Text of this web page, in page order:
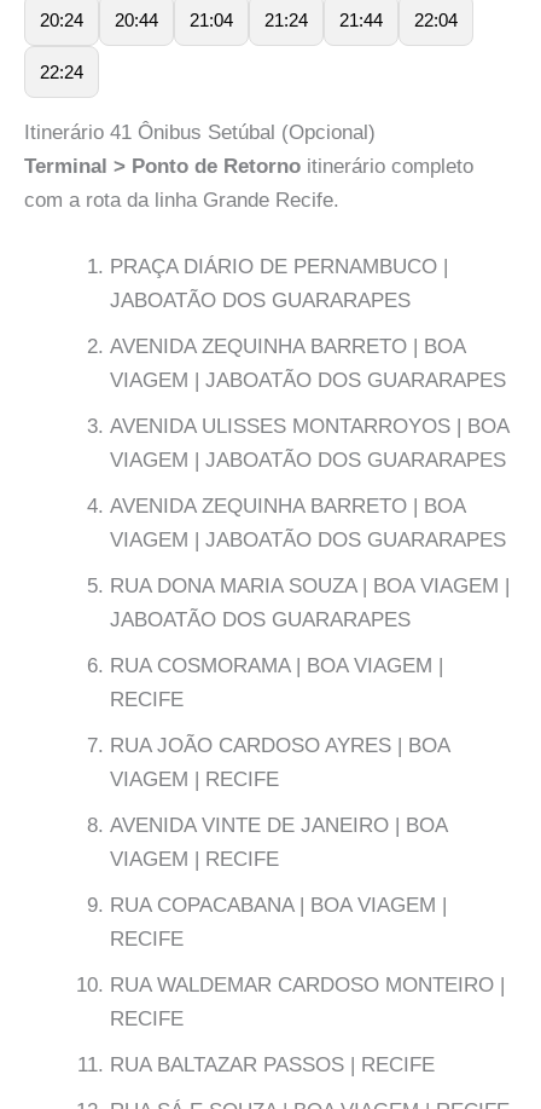
20:24 20:44 21:04 21:24 21:44 22:04
22:24
Itinerário 41 Ônibus Setúbal (Opcional)
Terminal > Ponto de Retorno itinerário completo
com a rota da linha Grande Recife.
PRAÇA DIÁRIO DE PERNAMBUCO |
JABOATÃO DOS GUARARAPES
AVENIDA ZEQUINHA BARRETO | BOA
VIAGEM | JABOATÃO DOS GUARARAPES
AVENIDA ULISSES MONTARROYOS | BOA
VIAGEM | JABOATÃO DOS GUARARAPES
AVENIDA ZEQUINHA BARRETO | BOA
VIAGEM | JABOATÃO DOS GUARARAPES
RUA DONA MARIA SOUZA | BOA VIAGEM |
JABOATÃO DOS GUARARAPES
RUA COSMORAMA | BOA VIAGEM |
RECIFE
RUA JOÃO CARDOSO AYRES | BOA
VIAGEM | RECIFE
AVENIDA VINTE DE JANEIRO | BOA
VIAGEM | RECIFE
RUA COPACABANA | BOA VIAGEM |
RECIFE
RUA WALDEMAR CARDOSO MONTEIRO |
RECIFE
RUA BALTAZAR PASSOS | RECIFE